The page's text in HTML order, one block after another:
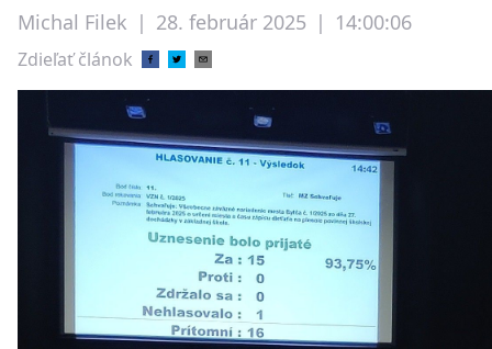
Michal Filek | 28. február 2025 | 14:00:06
Zdieľať článok